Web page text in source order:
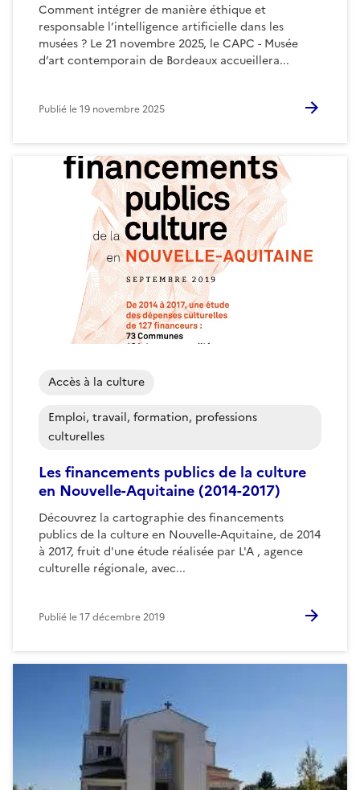
Comment intégrer de manière éthique et
responsable l’intelligence artificielle dans les
musées ? Le 21 novembre 2025, le CAPC - Musée
d’art contemporain de Bordeaux accueillera...
Publié le19 novembre 2025
Les financements publics de la culture
en Nouvelle-Aquitaine (2014-2017)
Découvrez la cartographie des financements
publics de la culture en Nouvelle-Aquitaine, de 2014
à 2017, fruit d'une étude réalisée par L'A , agence
culturelle régionale, avec...
Accès à la culture
Emploi, travail, formation, professions
culturelles
Publié le17 décembre 2019